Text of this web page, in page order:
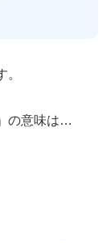
の意味は…